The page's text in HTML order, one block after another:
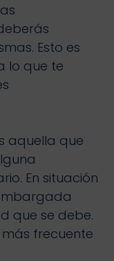
Esto es
lo que te
aquella que
En situación
que se debe.
frecuente